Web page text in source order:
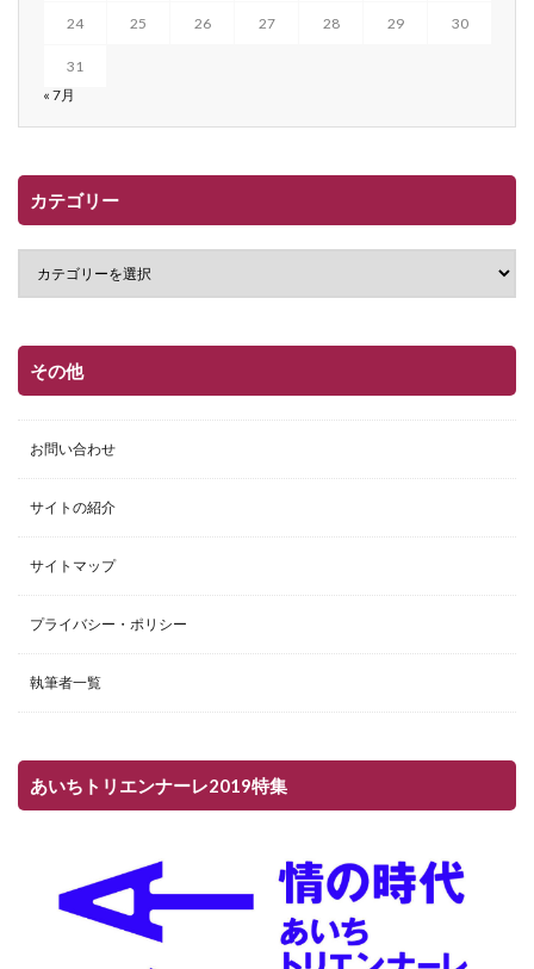
24 25 26 27 28 29 30
31
« 7月
カテゴリー
その他
お問い合わせ
サイトの紹介
サイトマップ
プライバシー・ポリシー
執筆者一覧
あいちトリエンナーレ2019特集